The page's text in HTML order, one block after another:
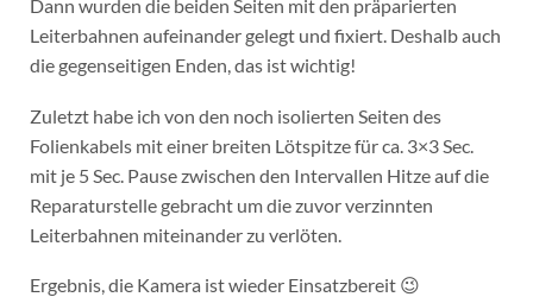
Dann wurden die beiden Seiten mit den präparierten
Leiterbahnen aufeinander gelegt und fixiert. Deshalb auch
die gegenseitigen Enden, das ist wichtig!
Zuletzt habe ich von den noch isolierten Seiten des
Folienkabels mit einer breiten Lötspitze für ca. 3×3 Sec.
mit je 5 Sec. Pause zwischen den Intervallen Hitze auf die
Reparaturstelle gebracht um die zuvor verzinnten
Leiterbahnen miteinander zu verlöten.
Ergebnis, die Kamera ist wieder Einsatzbereit 😉